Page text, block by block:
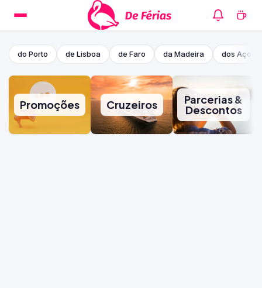
do Porto de Lisboa de Faro da Madeira dos
Promoções Cruzeiros Parcerias &
Descontos